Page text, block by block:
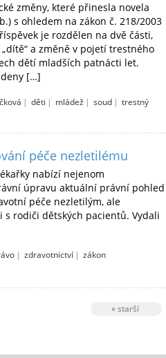
změny, které přinesla novela
s ohledem na zákon č. 218/2003
je rozdělen na dvě části,
a změně v pojetí trestného
dětí mladších patnácti let.
[…]
| děti | mládež | soud | trestný
péče nezletilému
nabízí nejenom
úpravu aktuální právní pohled
péče nezletilým, ale
rodiči dětských pacientů. Vydali
| zdravotnictví | zákon
« starší